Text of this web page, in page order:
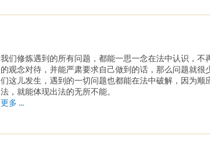
我们修炼遇到的所有问题，都能一思一念在法中认识，不
的观念对待，并能严肃要求自己做到的话，那么问题就很
们这儿发生，遇到的一切问题也都能在法中破解，因为顺
法，就能体现出法的无所不能。
更多 ...